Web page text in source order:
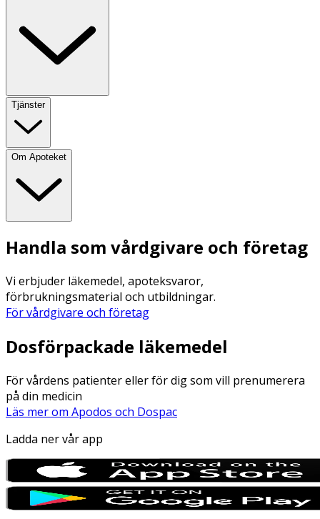
Tjänster
Om Apoteket
Handla som vårdgivare och företag
Vi erbjuder läkemedel, apoteksvaror,
förbrukningsmaterial och utbildningar.
För vårdgivare och företag
Dosförpackade läkemedel
För vårdens patienter eller för dig som vill prenumerera
på din medicin
Läs mer om Apodos och Dospac
Ladda ner vår app